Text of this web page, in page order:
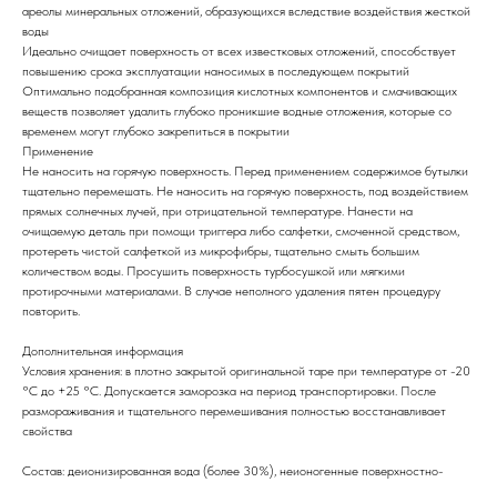
ареолы минеральных отложений, образующихся вследствие воздействия жесткой
воды
Идеально очищает поверхность от всех известковых отложений, способствует
повышению срока эксплуатации наносимых в последующем покрытий
Оптимально подобранная композиция кислотных компонентов и смачивающих
веществ позволяет удалить глубоко проникшие водные отложения, которые со
временем могут глубоко закрепиться в покрытии
Применение
Не наносить на горячую поверхность. Перед применением содержимое бутылки
тщательно перемешать. Не наносить на горячую поверхность, под воздействием
прямых солнечных лучей, при отрицательной температуре. Нанести на
очищаемую деталь при помощи триггера либо салфетки, смоченной средством,
протереть чистой салфеткой из микрофибры, тщательно смыть большим
количеством воды. Просушить поверхность турбосушкой или мягкими
протирочными материалами. В случае неполного удаления пятен процедуру
повторить.
Дополнительная информация
Условия хранения: в плотно закрытой оригинальной таре при температуре от -20
°С до +25 °С. Допускается заморозка на период транспортировки. После
размораживания и тщательного перемешивания полностью восстанавливает
свойства
Состав: деионизированная вода (более 30%), неионогенные поверхностно-